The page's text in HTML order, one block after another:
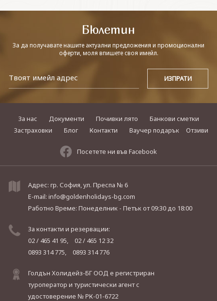
Бюлетин
За да получавате нашите актуални предложения и промоционални
оферти, моля впишете своя имейл.
За нас Документи Почивки лято
Банкови сметки
Застраховки
Блог Контакти Ваучер подарък Отзиви
Посетете ни във Facebook
Адрес: гр. София, ул. Преспа № 6
E-mail: info@goldenholidays-bg.com
Работно Време: Понеделник - Петъкот 09:30 до 18:00
За контакти и резервации:
02 / 465 41 95,
02 / 465 12 32
0893 314 775,
0893 314 776
Голдън Холидейз-БГ ООД е регистриран
туроператор и туристически агент с
удостоверение № РК-01-6722